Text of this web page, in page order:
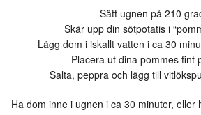
Sätt ugnen på 210
Skär upp din sötpotatis i
Lägg dom i iskallt vatten i ca 30
Placera ut dina pommes fint
Salta, peppra och lägg till
Ha dom inne i ugnen i ca 30 minuter, eller